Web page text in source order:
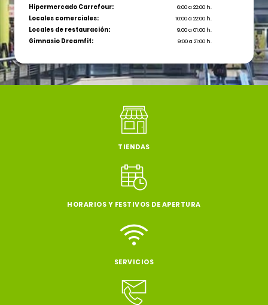
Hipermercado Carrefour:
6:00 a 22:00 h.
Locales comerciales:
10:00 a 22:00 h.
Locales de restauración:
9:00 a 01:00 h.
Gimnasio Dreamfit:
9:00 a 21:00 h.
TIENDAS
HORARIOS Y FESTIVOS DE APERTURA
SERVICIOS